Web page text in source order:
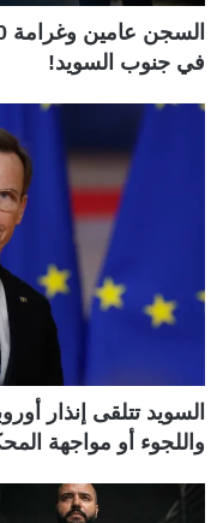
في جنوب السويد!
السويد تتلقى إنذار
واللجوء أو مواجهة